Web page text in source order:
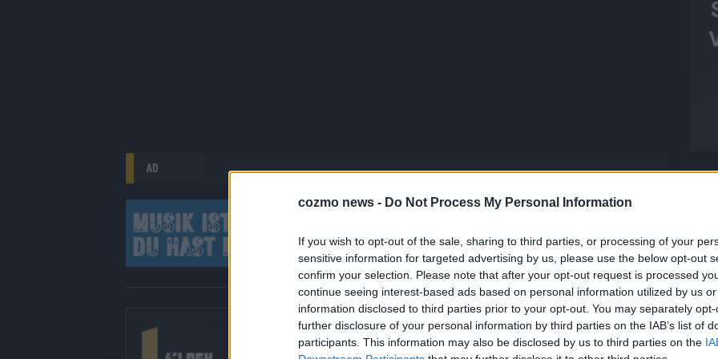
cozmo news - Do Not Process My Personal Information
If you wish to opt-out of the sale, sharing to third parties, or processing of your
sensitive information for targeted advertising by us, please use the below opt-out
confirm your selection. Please note that after your opt-out request is processed
continue seeing interest-based ads based on personal information utilized by us
information disclosed to third parties prior to your opt-out. You may separately
further disclosure of your personal information by third parties on the IAB’s list of
participants. This information may also be disclosed by us to third parties on the
AD
Über Redaktion | FLASH 1648 Artikel
Hier gibt’s die freshesten Streams, die spannendsten Videos und alles, was du